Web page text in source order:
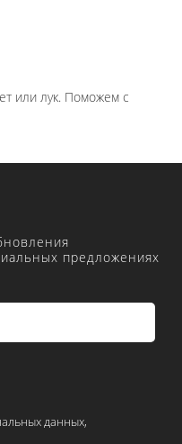
или лук. Поможем с
предложениях
данных,